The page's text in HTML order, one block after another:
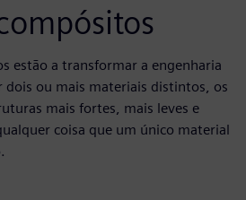
estão a transformar a engenharia
dois ou mais materiais distintos, os
mais fortes, mais leves e
coisa que um único material